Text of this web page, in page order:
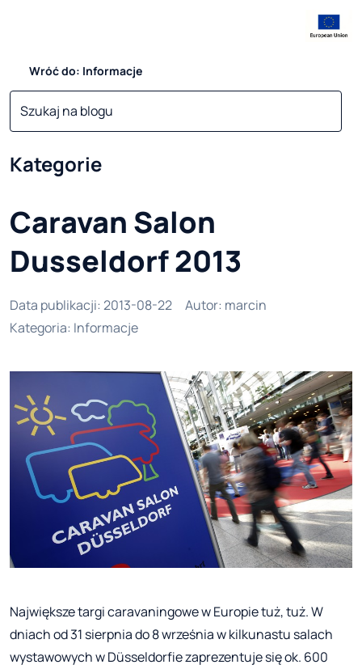
Wróć do: Informacje
Kategorie
Caravan Salon
Dusseldorf 2013
Data publikacji: 2013-08-22 Autor: marcin
Kategoria: Informacje
Największe targi caravaningowe w Europie tuż, tuż. W
dniach od 31 sierpnia do 8 września w kilkunastu salach
wystawowych w Düsseldorfie zaprezentuje się ok. 600